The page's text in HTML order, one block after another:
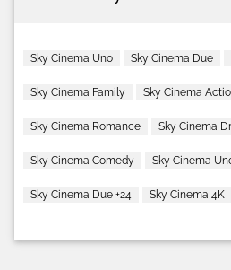
Sky Cinema Uno Sky Cinema Due
Sky Cinema Family Sky Cinema
Sky Cinema Romance Sky Cinema
Sky Cinema Comedy Sky Cinema
Sky Cinema Due +24 Sky Cinema 4K